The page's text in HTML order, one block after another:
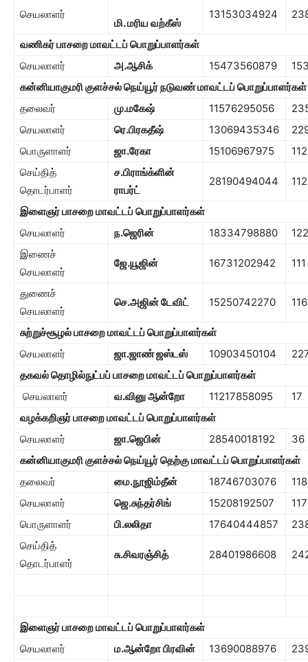
செயலாளர்
மி. மரிய வற்கீஸ்
13153034924
வணிகர் பாசறைமாவட்டப் பொறுப்பாளர்கள்
செயலாளர்
அ.ஆசிக் 15473560879
கன்னியாகுமரி குளச்சல் நெய்யூர் நடுவண்மாவட்டப் பொறுப்பாளர்கள்
தலைவர்
மு.மகேஷ் 11576295056
செயலாளர்
ரெ.பிரகதீஷ் 13069435346
பொருளாளர்
ஜா.ரேகா 15106967975
112
செய்தித்
தொடர்பாளர்
ச.பிராங்க்ளின்
ராபர்ட்
28190494044 112
இளைஞர் பாசறைமாவட்டப் பொறுப்பாளர்கள்
செயலாளர்
ந.ஜெரின் 18334798880
122
இணைச்
செயலாளர்
ஜே.யூஜின் 16731202942 111
துணைச்
செயலாளர்
செ.அஜின் டேவிட் 15250742270 116
சுற்றுச்சூழல் பாசறைமாவட்டப் பொறுப்பாளர்கள்
செயலாளர்
ஜா.ஜாண் ஜஸ்டஸ் 10903450104
தகவல் தொழில்நுட்பப் பாசறைமாவட்டப் பொறுப்பாளர்கள்
செயலாளர்
வ.வினு ஆன்றோ 11217858095
17
வழக்கறிஞர் பாசறைமாவட்டப் பொறுப்பாளர்கள்
செயலாளர்
ஜா.ஜெபின் 28540018192
36
கன்னியாகுமரி குளச்சல் நெய்யூர் தெற்குமாவட்டப் பொறுப்பாளர்கள்
தலைவர்
மை.நூஜிம்தீன் 18746703076
118
செயலாளர்
ஜெ.சுந்தர்சிங் 15208192507
117
பொருளாளர்
பி.லலிதா 17640444857
செய்தித்
தொடர்பாளர்
சு.சிவரஞ்சித் 28401986608
இளைஞர் பாசறைமாவட்டப் பொறுப்பாளர்கள்
செயலாளர்
ம.ஆன்றோ பிரவின் 13690088976